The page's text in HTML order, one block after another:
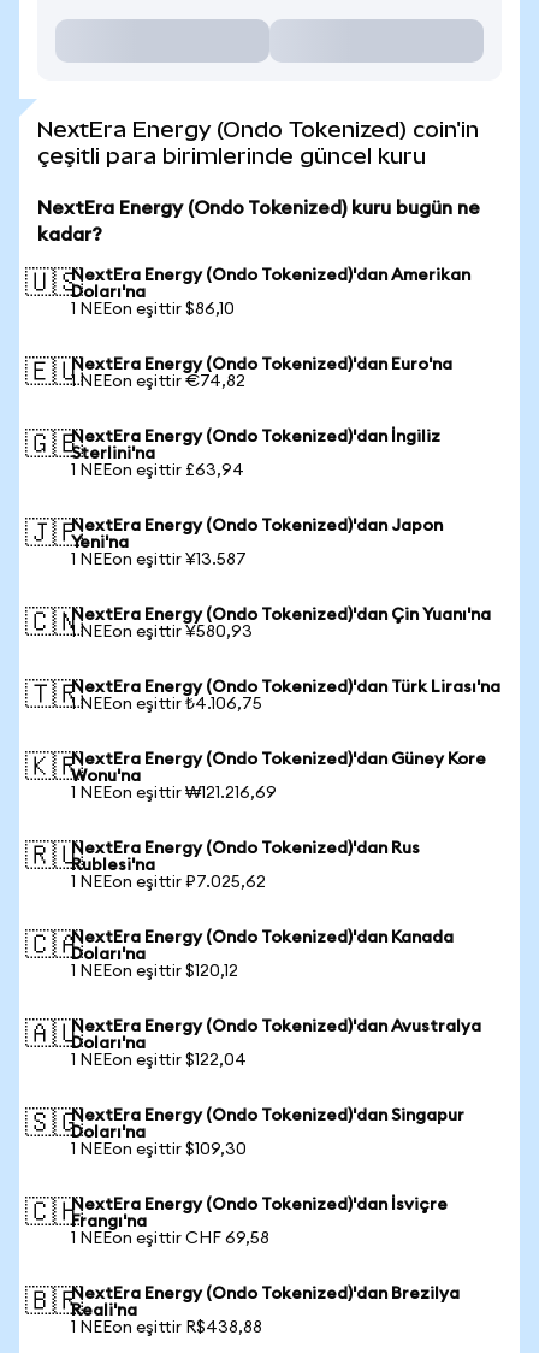
NextEra Energy (Ondo Tokenized) coin'in
çeşitli para birimlerinde güncel kuru
NextEra Energy (Ondo Tokenized) kuru bugün ne
kadar?
🇺🇸NextEra Energy (Ondo Tokenized)'dan Amerikan
Doları'na
1 NEEon eşittir $86,10
🇪🇺NextEra Energy (Ondo Tokenized)'dan Euro'na
1 NEEon eşittir €74,82
🇬🇧NextEra Energy (Ondo Tokenized)'dan İngiliz
Sterlini'na
1 NEEon eşittir £63,94
🇯🇵NextEra Energy (Ondo Tokenized)'dan Japon
Yeni'na
1 NEEon eşittir ¥13.587
🇨🇳NextEra Energy (Ondo Tokenized)'dan Çin Yuanı'na
1 NEEon eşittir ¥580,93
🇹🇷NextEra Energy (Ondo Tokenized)'dan Türk Lirası'na
1 NEEon eşittir ₺4.106,75
🇰🇷NextEra Energy (Ondo Tokenized)'dan Güney Kore
Wonu'na
1 NEEon eşittir ₩121.216,69
🇷🇺NextEra Energy (Ondo Tokenized)'dan Rus
Rublesi'na
1 NEEon eşittir ₽7.025,62
🇨🇦NextEra Energy (Ondo Tokenized)'dan Kanada
Doları'na
1 NEEon eşittir $120,12
🇦🇺NextEra Energy (Ondo Tokenized)'dan Avustralya
Doları'na
1 NEEon eşittir $122,04
🇸🇬NextEra Energy (Ondo Tokenized)'dan Singapur
Doları'na
1 NEEon eşittir $109,30
🇨🇭NextEra Energy (Ondo Tokenized)'dan İsviçre
Frangı'na
1 NEEon eşittir CHF 69,58
🇧🇷NextEra Energy (Ondo Tokenized)'dan Brezilya
Reali'na
1 NEEon eşittir R$438,88